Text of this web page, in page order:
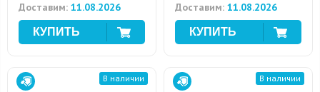
Доставим: 11.08.2026
Доставим: 11.08.2026
В наличии В наличии